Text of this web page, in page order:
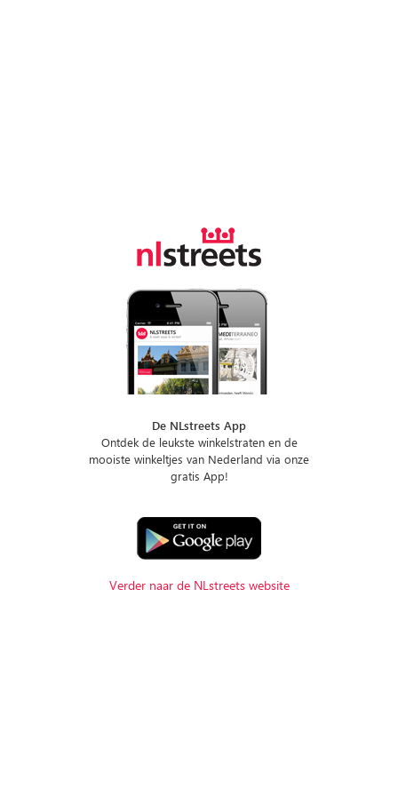
De NLstreets App
Ontdek de leukste winkelstraten en de
mooiste winkeltjes van Nederland via onze
gratis App!
Verder naar de NLstreets website